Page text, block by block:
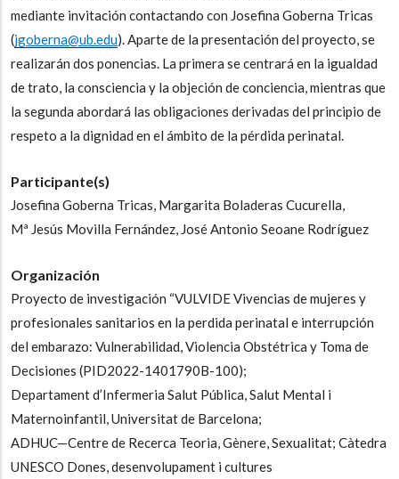
mediante invitación contactando con Josefina Goberna Tricas
(jgoberna@ub.edu). Aparte de la presentación del proyecto, se
realizarán dos ponencias. La primera se centrará en la igualdad
de trato, la consciencia y la objeción de conciencia, mientras que
la segunda abordará las obligaciones derivadas del principio de
respeto a la dignidad en el ámbito de la pérdida perinatal.
Participante(s)
Josefina Goberna Tricas, Margarita Boladeras Cucurella,
Mª Jesús Movilla Fernández, José Antonio Seoane Rodríguez
Organización
Proyecto de investigación “VULVIDE Vivencias de mujeres y
profesionales sanitarios en la perdida perinatal e interrupción
del embarazo: Vulnerabilidad, Violencia Obstétrica y Toma de
Decisiones (PID2022-1401790B-100);
Departament d’Infermeria Salut Pública, Salut Mental i
Maternoinfantil, Universitat de Barcelona;
ADHUC—Centre de Recerca Teoria, Gènere, Sexualitat; Càtedra
UNESCO Dones, desenvolupament i cultures